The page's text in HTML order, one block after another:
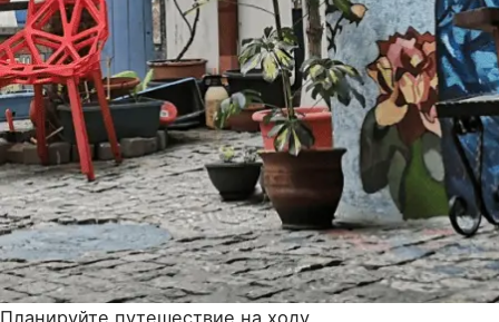
Планируйте путешествие на ходу